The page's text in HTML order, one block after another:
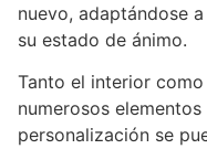
nuevo, adaptándose
su estado de ánimo.
Tanto el interior
numerosos
personalización se